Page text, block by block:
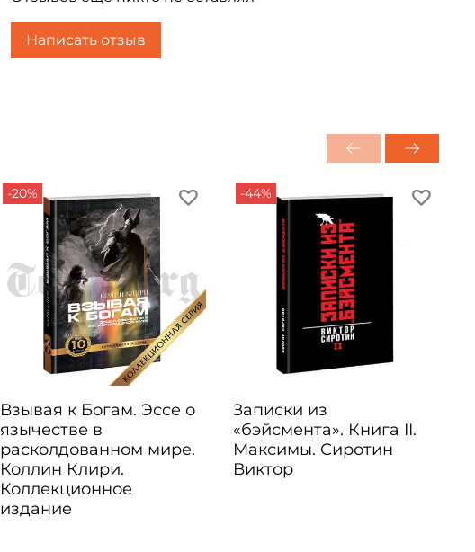
Написать отзыв
-20%
Взывая к Богам. Эссе о
язычестве в
расколдованном мире.
Коллин Клири.
Коллекционное
издание
-44%
Записки из
«бэйсмента». Книга II.
Максимы. Сиротин
Виктор